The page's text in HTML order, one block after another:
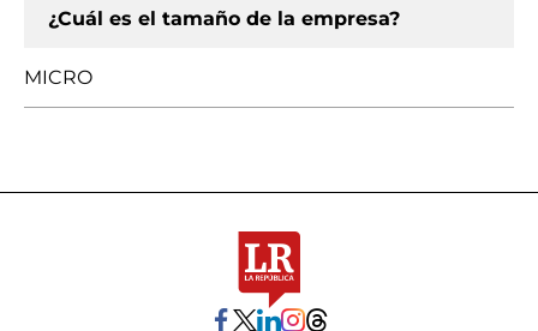
¿Cuál es el tamaño de la empresa?
MICRO